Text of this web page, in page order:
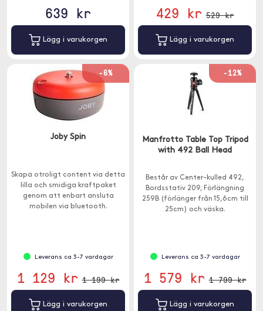
639 kr
Lägg i varukorgen
429 kr 529 kr
Lägg i varukorgen
-6%
Joby Spin
Skapa otroligt content via detta
lilla och smidiga kraftpaket
genom att enbart ansluta
mobilen via bluetooth.
Leverans ca 3-7 vardagar
1 129 kr 1 199 kr
Lägg i varukorgen
-12%
Manfrotto Table Top Tripod
with 492 Ball Head
Består av Center-kulled 492,
Bordsstativ 209, Förlängning
259B (förlänger från 15,6cm till
25cm) och väska.
Leverans ca 3-7 vardagar
1 579 kr 1 799 kr
Lägg i varukorgen